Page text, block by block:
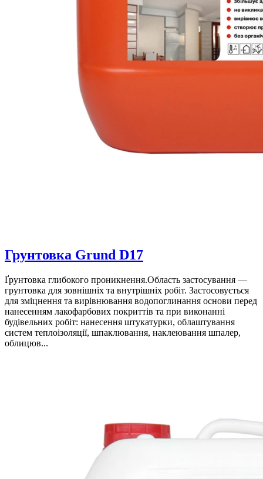
Грунтовка Grund D17
Ґрунтовка глибокого проникнення.Область застосування —
грунтовка для зовнішніх та внутрішніх робіт. Застосовується
для зміцнення та вирівнювання водопоглинання основи перед
нанесенням лакофарбових покриттів та при виконанні
будівельних робіт: нанесення штукатурки, облаштування
систем теплоізоляції, шпаклювання, наклеювання шпалер,
облицюв...